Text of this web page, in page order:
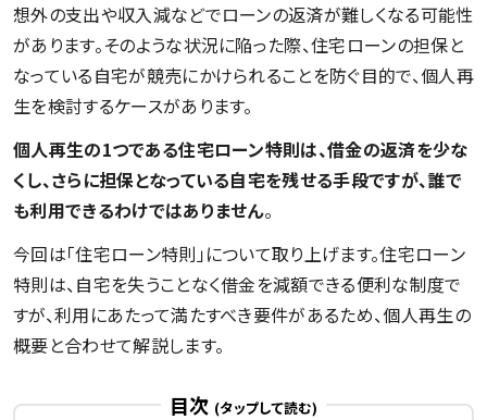
記事一覧を見る
想外の支出や収入減などでローンの返済が難しくなる可能性
があります。そのような状況に陥った際、住宅ローンの担保と
なっている自宅が競売にかけられることを防ぐ目的で、個人再
生を検討するケースがあります。
個人再生の1つである住宅ローン特則は、借金の返済を少な
くし、さらに担保となっている自宅を残せる手段ですが、誰で
も利用できるわけではありません。
今回は「住宅ローン特則」について取り上げます。住宅ローン
特則は、自宅を失うことなく借金を減額できる便利な制度で
すが、利用にあたって満たすべき要件があるため、個人再生の
概要と合わせて解説します。
目次